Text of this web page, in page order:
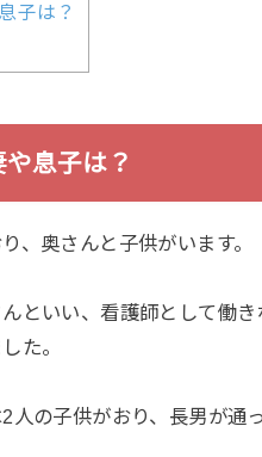
子は？
息子は？
、奥さんと子供がいます。
といい、看護師として働
た。
人の子供がおり、長男が